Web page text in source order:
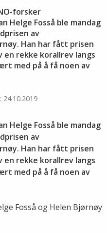
forsker
Helge Fosså ble mandag
av
Han har fått prisen
rekke korallrev langs
med på å få noen av
Helge Fosså ble mandag
av
Han har fått prisen
rekke korallrev langs
med på å få noen av